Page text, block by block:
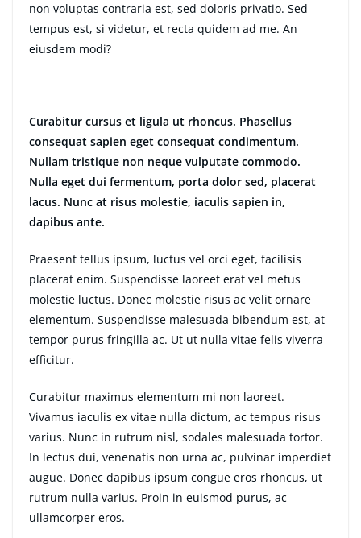
non voluptas contraria est, sed doloris privatio. Sed
tempus est, si videtur, et recta quidem ad me. An
eiusdem modi?
Curabitur cursus et ligula ut rhoncus. Phasellus
consequat sapien eget consequat condimentum.
Nullam tristique non neque vulputate commodo.
Nulla eget dui fermentum, porta dolor sed, placerat
lacus. Nunc at risus molestie, iaculis sapien in,
dapibus ante.
Praesent tellus ipsum, luctus vel orci eget, facilisis
placerat enim. Suspendisse laoreet erat vel metus
molestie luctus. Donec molestie risus ac velit ornare
elementum. Suspendisse malesuada bibendum est, at
tempor purus fringilla ac. Ut ut nulla vitae felis viverra
efficitur.
Curabitur maximus elementum mi non laoreet.
Vivamus iaculis ex vitae nulla dictum, ac tempus risus
varius. Nunc in rutrum nisl, sodales malesuada tortor.
In lectus dui, venenatis non urna ac, pulvinar imperdiet
augue. Donec dapibus ipsum congue eros rhoncus, ut
rutrum nulla varius. Proin in euismod purus, ac
ullamcorper eros.